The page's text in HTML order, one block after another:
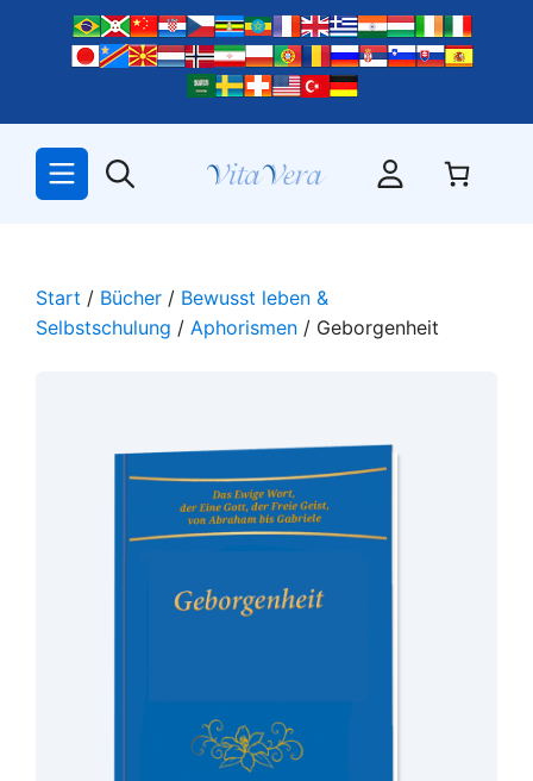
springen
Start / Bücher / Bewusst leben &
Selbstschulung / Aphorismen / Geborgenheit